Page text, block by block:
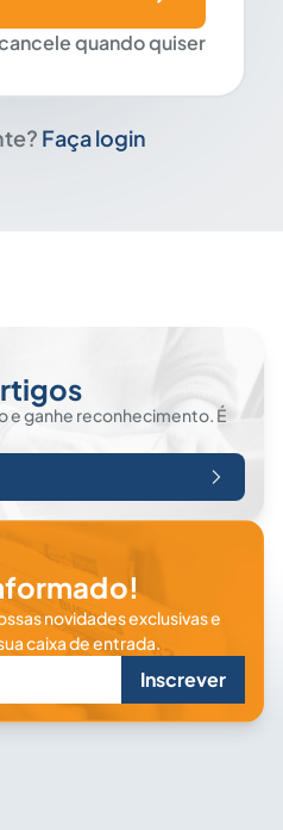
quando quiser
Faça login
ganhe reconhecimento. É
novidades exclusivas e
caixa de entrada.
Inscrever